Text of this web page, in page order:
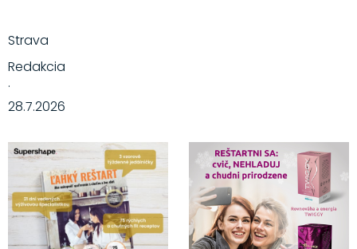
Strava
Redakcia
·
28.7.2026